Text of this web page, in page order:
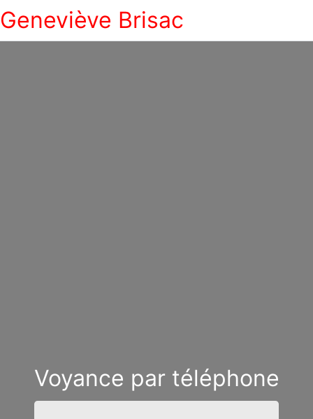
Geneviève Brisac
Voyance par téléphone